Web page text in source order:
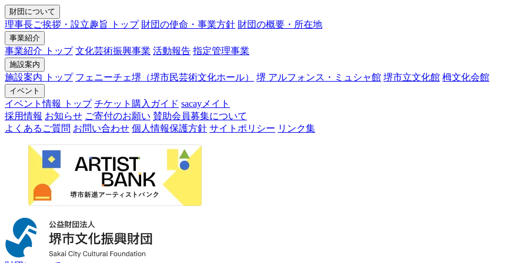
財団について
理事長ご挨拶・設立趣旨 トップ 財団の使命・事業方針 財団の概要・所在地
事業紹介
事業紹介 トップ 文化芸術振興事業 活動報告 指定管理事業
施設案内
施設案内 トップ フェニーチェ堺（堺市民芸術文化ホール） 堺 アルフォンス・ミュシャ館 堺市立文化館 栂文化会館
イベント
イベント情報 トップ チケット購入ガイド sacayメイト
採用情報 お知らせ ご寄付のお願い 賛助会員募集について
よくあるご質問 お問い合わせ 個人情報保護方針 サイトポリシー リンク集